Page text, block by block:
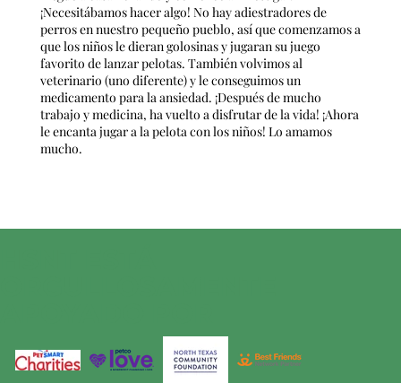
¡Necesitábamos hacer algo! No hay adiestradores de
perros en nuestro pequeño pueblo, así que comenzamos a
que los niños le dieran golosinas y jugaran su juego
favorito de lanzar pelotas. También volvimos al
veterinario (uno diferente) y le conseguimos un
medicamento para la ansiedad. ¡Después de mucho
trabajo y medicina, ha vuelto a disfrutar de la vida! ¡Ahora
le encanta jugar a la pelota con los niños! Lo amamos
mucho.